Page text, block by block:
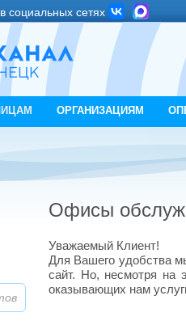
социальных сетях
ОРГАНИЗАЦИЯМ
Офисы
Уважаемый Клиент!
Для Вашего удобства
сайт. Но, несмотря на
оказывающих нам